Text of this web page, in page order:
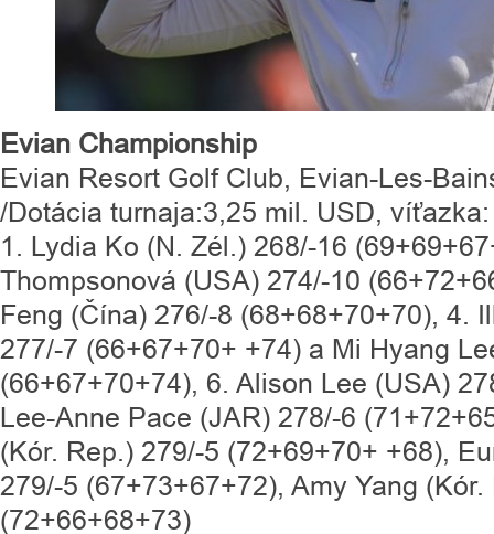
Evian Championship
Evian Resort Golf Club, Evian-Les-
/Dotácia turnaja:3,25 mil. USD,
1. Lydia Ko (N. Zél.) 268/-16
Thompsonová (USA) 274/-10
Feng (Čína) 276/-8 (68+68+70+70), 4.
277/-7 (66+67+70+ +74) a Mi Hyang
(66+67+70+74), 6. Alison Lee (USA)
Lee-Anne Pace (JAR) 278/-6
(Kór. Rep.) 279/-5 (72+69+70+ +68),
279/-5 (67+73+67+72), Amy Yang (Kór.
(72+66+68+73)